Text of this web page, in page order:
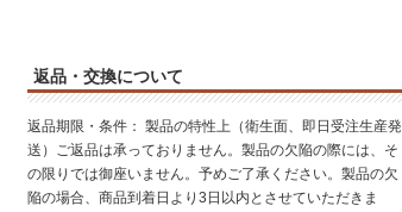
返品・交換について
返品期限・条件： 製品の特性上（衛生面、即日受注生産発
送）ご返品は承っておりません。製品の欠陥の際には、そ
の限りでは御座いません。予めご了承ください。製品の欠
陥の場合、 商品到着日より3日以内とさせていただきま